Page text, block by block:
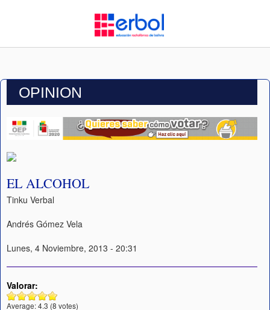
OPINION
EL ALCOHOL
Tinku Verbal
Andrés Gómez Vela
Lunes, 4 Noviembre, 2013 - 20:31
Valorar:
Average:4.3 (8 votes)